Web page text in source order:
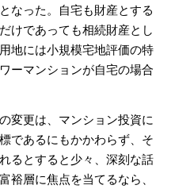
なった。自宅も財産とする
けであっても相続財産とし
地には小規模宅地評価の特
ーマンションが自宅の場合
変更は、マンション投資に
であるにもかかわらず、そ
るとすると少々、深刻な話
裕層に焦点を当てるなら、